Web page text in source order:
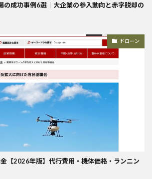
の成功事例6選｜大企業の参入動向と赤字脱却の
ドローン
【2026年版】代行費用・機体価格・ランニン